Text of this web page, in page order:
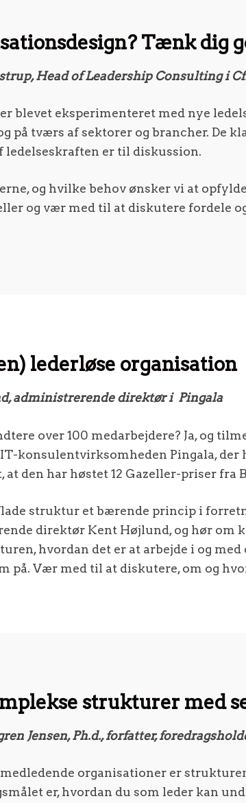
Tænk dig
Head of Leadership Consulting i
blevet eksperimenteret med nye
på tværs af sektorer og brancher. De
ledelseskraften er til diskussion.
og hvilke behov ønsker vi at
og vær med til at diskutere fordele
lederløse organisation
administrerende direktør i Pingala
over 100 medarbejdere? Ja, og
konsulentvirksomheden Pingala,
at den har høstet 12 Gazeller-priser fra
struktur et bærende princip i
direktør Kent Højlund, og hør om
hvordan det er at arbejde i og
på. Vær med til at diskutere, om og
strukturer med
Jensen, Ph.d., forfatter,
medledende organisationer er
er, hvordan du som leder kan